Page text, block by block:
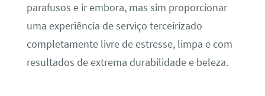
parafusos e ir embora, mas sim proporcionar
uma experiência de serviço terceirizado
completamente livre de estresse, limpa e com
resultados de extrema durabilidade e beleza.